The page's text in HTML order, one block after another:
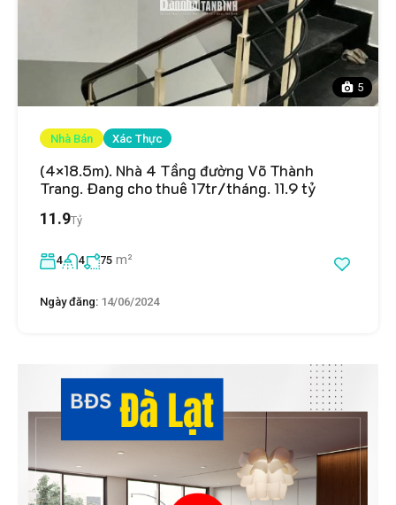
5
Nhà Bán Xác Thực
(4×18.5m). Nhà 4 Tầng đường Võ Thành
Trang. Đang cho thuê 17tr/tháng. 11.9 tỷ
11.9Tỷ
4 4 75 m²
Ngày đăng: 14/06/2024